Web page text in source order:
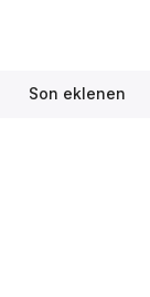
Son eklenen